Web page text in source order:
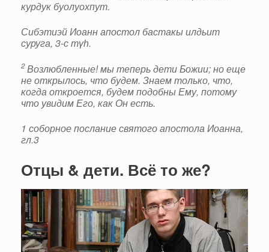
курдук буолуохпут.
Сибэтиэй Иоанн апостол бастакы илдьит
суруга, 3-с түһ.
2Возлюбленные! мы теперь дети Божии; но еще
не открылось, что будем. Знаем только, что,
когда откроется, будем подобны Ему, потому
что увидим Его, как Он есть.
1 соборное послание святого апостола Иоанна,
гл.3
Отцы & дети. Всё то же?